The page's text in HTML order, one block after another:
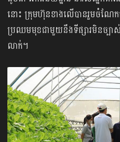
នោះ ក្រុមហ៊ុនខាងលើបានរួមចំណែ
ប្រឈមមុខជាមួយនឹងទីផ្សារមិនច្បា
លាក់។